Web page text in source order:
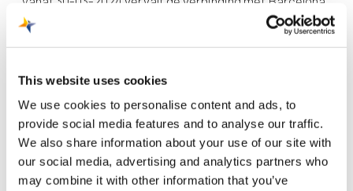
This website uses cookies
We use cookies to personalise content and ads, to
provide social media features and to analyse our traffic.
We also share information about your use of our site with
our social media, advertising and analytics partners who
may combine it with other information that you’ve
El Prat en komt de verbinding met Girona hiervoor in de
plaats.
Klik hierom een vlucht vanuit Maastricht Aachen Airport
naar Girona te boeken.